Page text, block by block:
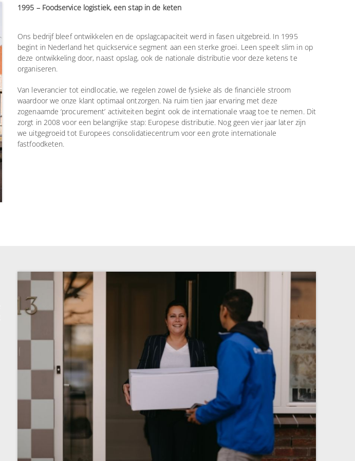
1995 – Foodservice logistiek, een stap in de keten
Ons bedrijf bleef ontwikkelen en de opslagcapaciteit werd in fasen uitgebreid. In 1995
begint in Nederland het quickservice segment aan een sterke groei. Leen speelt slim in op
deze ontwikkeling door, naast opslag, ook de nationale distributie voor deze ketens te
organiseren.
Van leverancier tot eindlocatie, we regelen zowel de fysieke als de financiële stroom
waardoor we onze klant optimaal ontzorgen. Na ruim tien jaar ervaring met deze
zogenaamde ‘procurement’ activiteiten begint ook de internationale vraag toe te nemen. Dit
zorgt in 2008 voor een belangrijke stap: Europese distributie. Nog geen vier jaar later zijn
we uitgegroeid tot Europees consolidatiecentrum voor een grote internationale
fastfoodketen.